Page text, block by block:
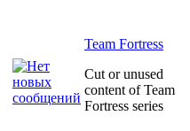
Team Fortress
Cut or unused
content of Team
Fortress series